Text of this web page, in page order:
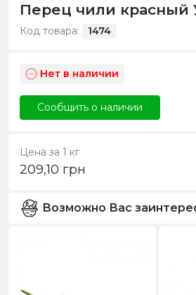
Перец чили красный
Код товара: 1474
Нет в наличии
Сообщить о наличии
Цена за 1 кг
209,10 грн
Возможно Вас